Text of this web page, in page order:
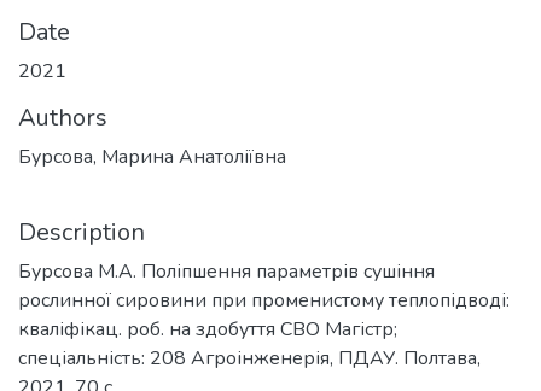
Date
2021
Authors
Бурсова, Марина Анатоліївна
Description
Бурсова М.А. Поліпшення параметрів сушіння
рослинної сировини при променистому теплопідводі:
кваліфікац. роб. на здобуття СВО Магістр;
спеціальність: 208 Агроінженерія, ПДАУ. Полтава,